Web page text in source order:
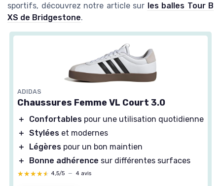
sportifs, découvrez notre article sur les balles Tour B
XS de Bridgestone.
ADIDAS
Chaussures Femme VL Court 3.0
＋ Confortables pour une utilisation quotidienne
＋ Stylées et modernes
＋
Légères pour un bon maintien
＋
Bonne adhérence sur différentes surfaces
★★★★★
★★★★★ 4,5/5 — 4 avis